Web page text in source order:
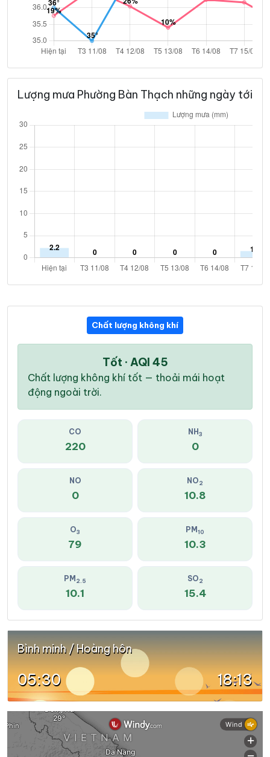
Lượng mưa Phường Bàn Thạch những ngày tới
Chất lượng không khí
Tốt · AQI 45
Chất lượng không khí tốt — thoải mái hoạt
động ngoài trời.
CO
220
NH 3
0
NO
0
NO2
10.8
O3
79
PM 10
10.3
PM 2.5
10.1
SO2
15.4
Bình minh / Hoàng hôn
05:30 18:13